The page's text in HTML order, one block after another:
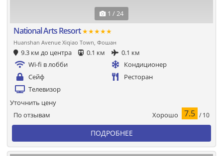
1 / 24
National Arts Resort★★★★★
Huanshan Avenue Xiqiao Town, Фошан
9.3 км до центра 0.1 км
0.1 км
Wi-fi в лобби
Кондиционер
Сейф
Ресторан
Телевизор
По отзывам Хорошо 7.5 / 10
Уточнить цену
ПОДРОБНЕЕ